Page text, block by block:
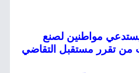
مواطنين لصنع
تقرر مستقبل التقاضي